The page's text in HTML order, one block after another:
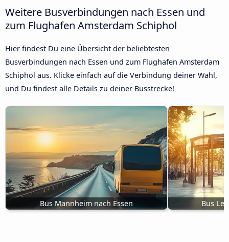
Weitere Busverbindungen nach Essen und
zum Flughafen Amsterdam Schiphol
Hier findest Du eine Übersicht der beliebtesten
Busverbindungen nach Essen und zum Flughafen Amsterdam
Schiphol aus. Klicke einfach auf die Verbindung deiner Wahl,
und Du findest alle Details zu deiner Busstrecke!
Bus Mannheim nach Essen Bus